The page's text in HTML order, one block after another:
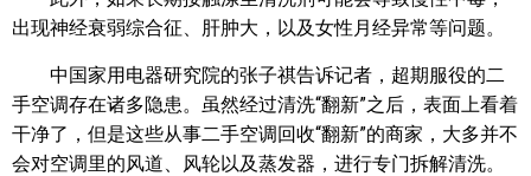
出现神经衰弱综合征、肝肿大，以及女性月经异常等问题。
中国家用电器研究院的张子祺告诉记者，超期服役的二
手空调存在诸多隐患。虽然经过清洗“翻新”之后，表面上看着
干净了，但是这些从事二手空调回收“翻新”的商家，大多并不
会对空调里的风道、风轮以及蒸发器，进行专门拆解清洗。